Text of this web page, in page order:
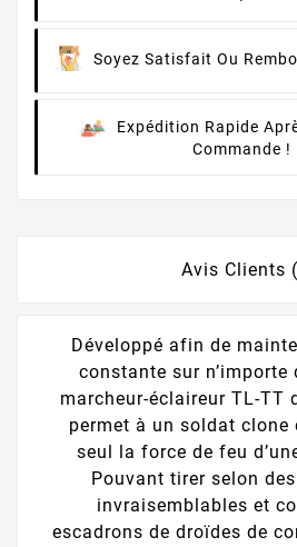
Soyez Satisfait Ou
Expédition Rapide
Commande !
Avis Clients
Développé afin de
constante sur n’importe
marcheur-éclaireur TL-TT
permet à un soldat clone
seul la force de feu
Pouvant tirer selon
invraisemblables et
escadrons de droïdes de